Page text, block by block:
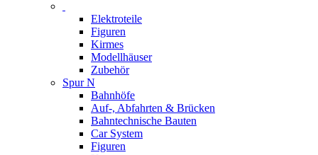
Elektroteile
Figuren
Kirmes
Modellhäuser
Zubehör
Spur N
Bahnhöfe
Auf-, Abfahrten & Brücken
Bahntechnische Bauten
Car System
Figuren